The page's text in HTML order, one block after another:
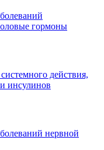
гормоны
действия,
инсулинов
нервной